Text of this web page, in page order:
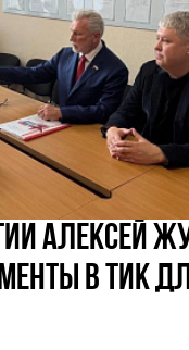
АЛЕКСЕЙ
В ТИК